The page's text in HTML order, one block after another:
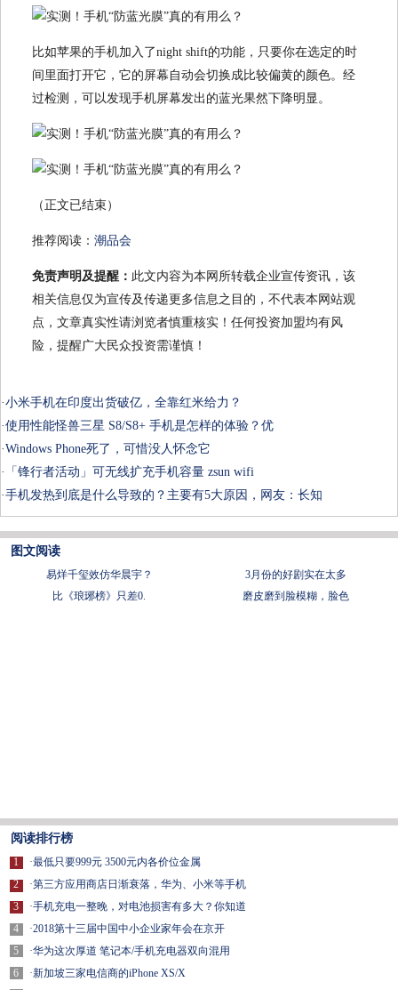
比如苹果的手机加入了night shift的功能，只要你在选定的时
间里面打开它，它的屏幕自动会切换成比较偏黄的颜色。经
过检测，可以发现手机屏幕发出的蓝光果然下降明显。
（正文已结束）
推荐阅读： 潮品会
免责声明及提醒： 此文内容为本网所转载企业宣传资讯，该
相关信息仅为宣传及传递更多信息之目的，不代表本网站观
点，文章真实性请浏览者慎重核实！任何投资加盟均有风
险，提醒广大民众投资需谨慎！
·小米手机在印度出货破亿，全靠红米给力？
·使用性能怪兽三星 S8/S8+ 手机是怎样的体验？优
·Windows Phone死了，可惜没人怀念它
·
「锋行者活动」可无线扩充手机容量 zsun wifi
·手机发热到底是什么导致的？主要有5大原因，网友：长知
图文阅读
易烊千玺效仿华晨宇？
3月份的好剧实在太多
比《琅琊榜》只差0.
磨皮磨到脸模糊，脸色
阅读排行榜
1
2
3
4
5
6
·最低只要999元 3500元内各价位金属
·第三方应用商店日渐衰落，华为、小米等手机
·手机充电一整晚，对电池损害有多大？你知道
·2018第十三届中国中小企业家年会在京开
·华为这次厚道 笔记本/手机充电器双向混用
·新加坡三家电信商的iPhone XS/X